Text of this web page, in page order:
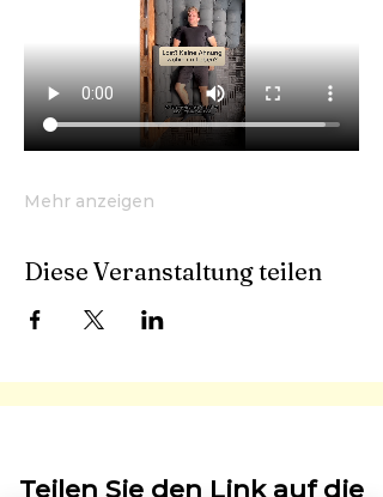
Mehr anzeigen
Diese Veranstaltung teilen
Teilen Sie den Link auf die